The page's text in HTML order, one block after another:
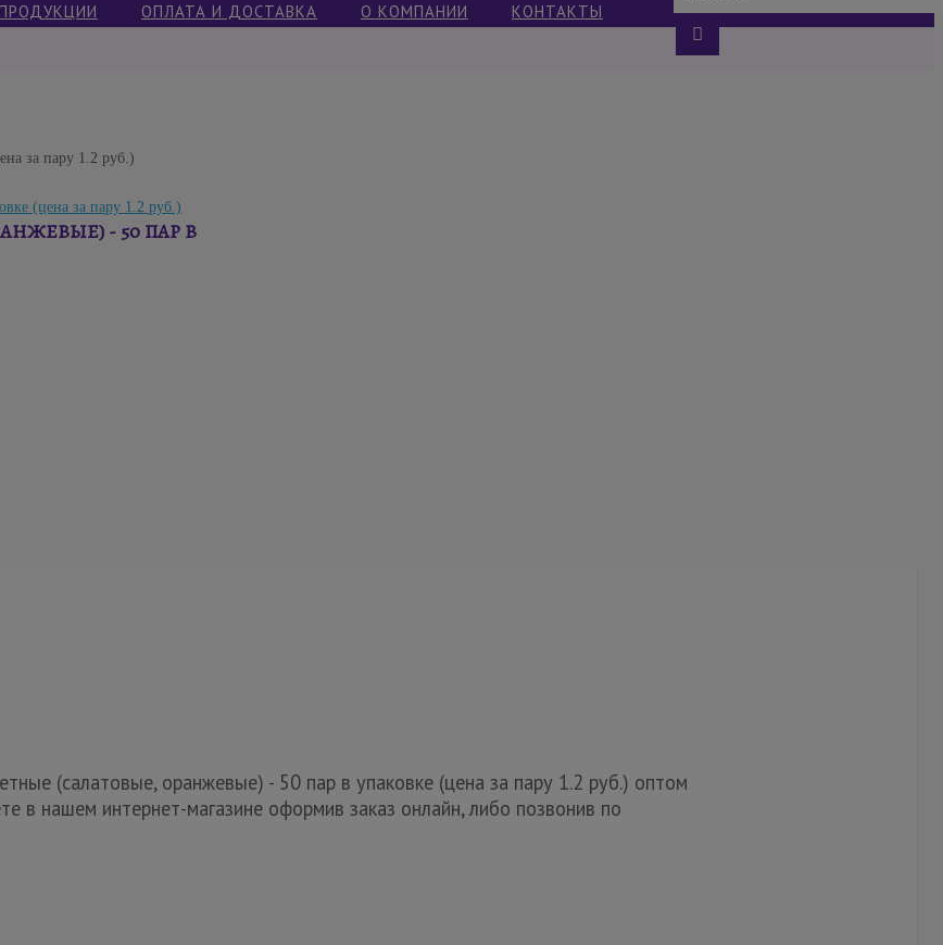
ОПЛАТА И ДОСТАВКА О КОМПАНИИ КОНТАКТЫ
за пару 1.2 руб.)
- 50 ПАР В
(салатовые, оранжевые) - 50 пар в упаковке (цена за пару 1.2 руб.) оптом
в нашем интернет-магазине оформив заказ онлайн, либо позвонив по